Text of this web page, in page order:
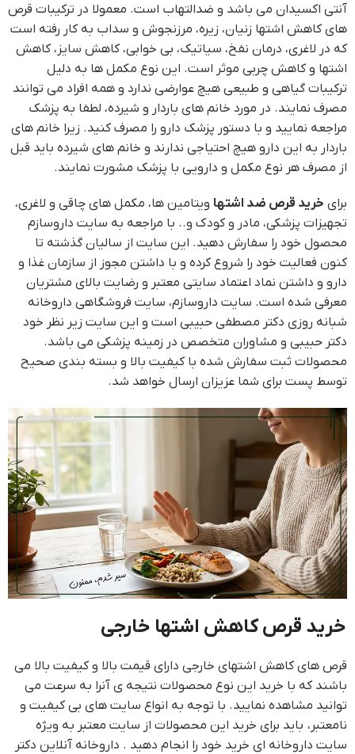
آنتی اکسیدان می باشد و ضدالتهاب است. معمولا در ترکیبات قرص
های کاهش اشتها زنیان، زیره، مرزنجوش و سداب به کار رفته است
که در لاغری، درمان نفخ، سیاتیک، بی خوابی، کاهش سایز، کاهش
اشتها و کاهش چربی موثر است. این نوع مکمل ها به دلیل
ترکیبات گیاهی و طبیعی هیچ عوارضی ندارد و همه افراد می توانند
مصرف نمایند. در مورد خانم های باردار و شیرده، لطفا به پزشک
مراجعه نمایید و با دستور پزشک دارو را مصرف کنید. زیرا خانم های
باردار به این دارو هیچ احتیاجی ندارند و خانم های شیرده باید قبل
از مصرف هر نوع مکمل و دارویی با پزشک مشورت نمایند.
برای خرید قرص ضد اشتها ویتامین ها، مکمل های چاقی و لاغری،
تجهیزات پزشکی، مادر و کودک و.. با مراجعه به سایت داروسازم
محصول خود را سفارش دهید. این سایت از سالیان گذشته تا
کنون فعالیت خود را شروع کرده و با داشتن مجوز از سازمان غذا و
دارو و داشتن نماد اعتماد سایتی معتبر و رضایت بالای مشتریان
معرفی شده است. سایت داروسازم، سایت فروشگاهی داروخانه
شبانه روزی دکتر مصطفی حبیبی است و این سایت زیر نظر خود
دکتر حبیبی و مشاوران متخصص در زمینه پزشکی می باشد.
محصولات ثبت سفارش شده با کیفیت بالا و بسته بندی صحیح
توسط پست برای شما عزیزان ارسال خواهد شد.
خرید قرص کاهش اشتها خارجی
قرص های کاهش اشتهای خارجی دارای قیمت بالا و کیفیت بالا می
باشند که با خرید این نوع محصولات نتیجه ی آنرا به سرعت می
توانید مشاهده نمایید. با توجه به انواع سایت های بی کیفیت و
نامعتبر، باید برای خرید این محصولات از سایت معتبر به ویژه
سایت داروخانه ای خرید خود را انجام دهید . داروخانه آنلاین دکتر